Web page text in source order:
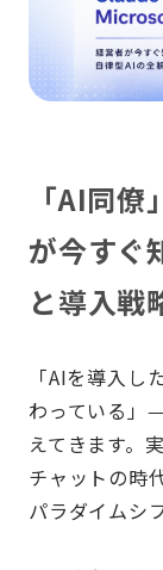
「AI同
が今すぐ
と導入戦
「AIを導入し
わっている」
えてきます。
チャットの時
パラダイムシ